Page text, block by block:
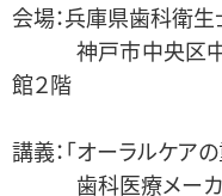
会場：兵庫県歯科衛
神戸市中央区中
館２階
講義：「オーラルケア
歯科医療メーカ